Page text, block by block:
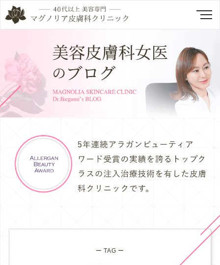
ー TAG ー